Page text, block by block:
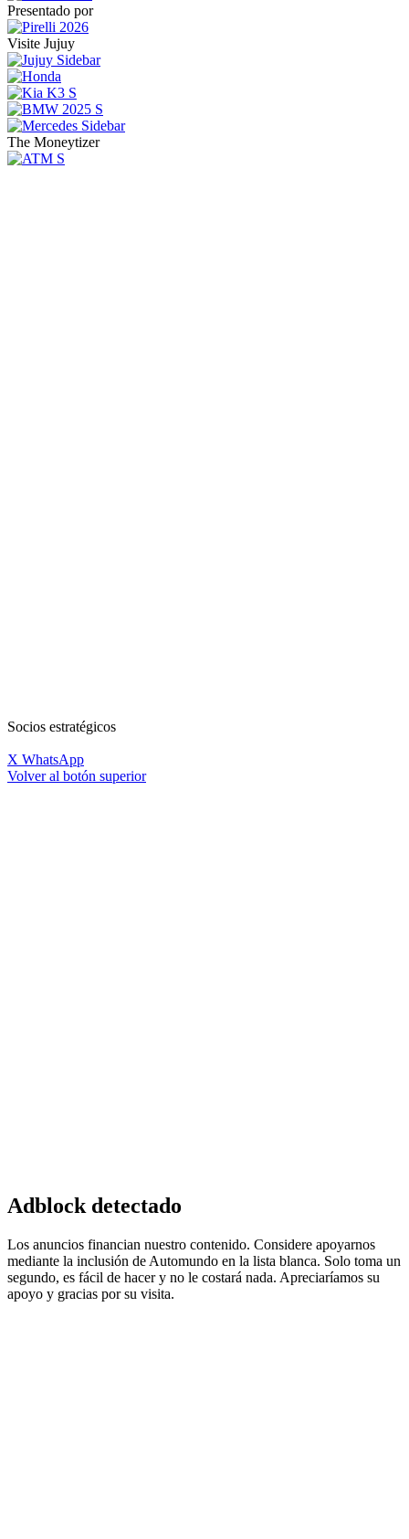
Presentado por
Visite Jujuy
The Moneytizer
Socios estratégicos
X WhatsApp
Volver al botón superior
Adblock detectado
Los anuncios financian nuestro contenido. Considere apoyarnos
mediante la inclusión de Automundo en la lista blanca. Solo toma un
segundo, es fácil de hacer y no le costará nada. Apreciaríamos su
apoyo y gracias por su visita.